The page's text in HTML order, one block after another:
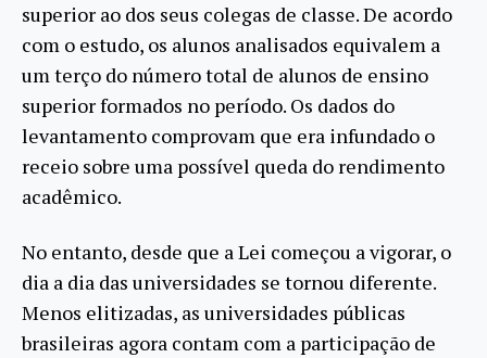
superior ao dos seus colegas de classe. De acordo
com o estudo, os alunos analisados equivalem a
um terço do número total de alunos de ensino
superior formados no período. Os dados do
levantamento comprovam que era infundado o
receio sobre uma possível queda do rendimento
acadêmico.
No entanto, desde que a Lei começou a vigorar, o
dia a dia das universidades se tornou diferente.
Menos elitizadas, as universidades públicas
brasileiras agora contam com a participação de